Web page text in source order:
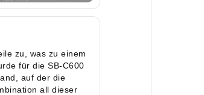
zu, was zu einem
für die SB-C600
auf der die
all dieser